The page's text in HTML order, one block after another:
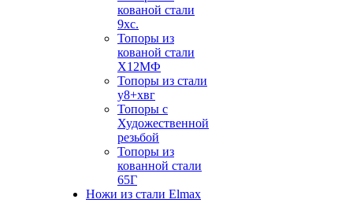
кованой стали
9хс.
Топоры из
кованой стали
Х12МФ
Топоры из стали
у8+хвг
Топоры с
Художественной
резьбой
Топоры из
кованной стали
65Г
Ножи из стали Elmax